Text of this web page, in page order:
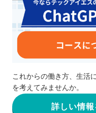
これからの働き方、生活
を考えてみませんか。
詳しい情